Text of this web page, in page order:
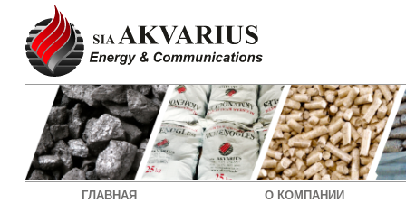
ГЛАВНАЯ О КОМПАНИИ